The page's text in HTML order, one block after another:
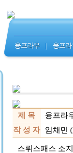
융프라우 | 융프
제 목
융프라
작 성 자
임채민
스뤼스패스 소